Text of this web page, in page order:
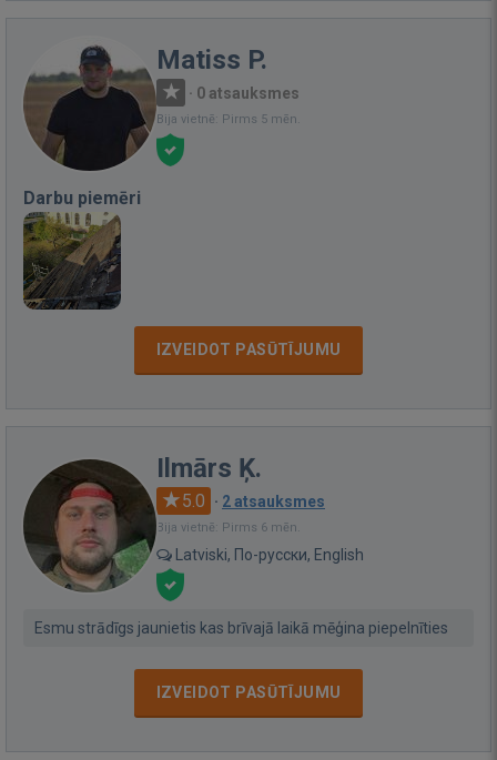
Matiss P.
· 0 atsauksmes
Bija vietnē: Pirms 5 mēn.
Darbu piemēri
IZVEIDOT PASŪTĪJUMU
Ilmārs Ķ.
5.0 · 2 atsauksmes
Bija vietnē: Pirms 6 mēn.
Latviski, По-русски, English
Esmu strādīgs jaunietis kas brīvajā laikā mēģina piepelnīties
IZVEIDOT PASŪTĪJUMU